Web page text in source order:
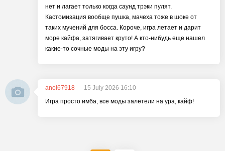
нет и лагает только когда саунд трэки пулят.
Кастомизация вообще пушка, мачеха тоже в шоке от
таких мучений для босса. Короче, игра летает и дарит
море кайфа, затягивает круто! А кто-нибудь еще нашел
какие-то сочные моды на эту игру?
anol67918
15 July 2026 16:10
Игра просто имба, все моды залетели на ура, кайф!